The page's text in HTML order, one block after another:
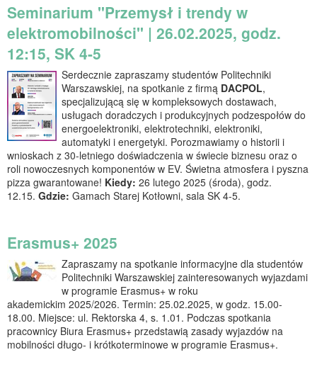
Seminarium "Przemysł i trendy w
elektromobilności" | 26.02.2025, godz.
12:15, SK 4-5
Serdecznie zapraszamy studentów Politechniki
Warszawskiej, na spotkanie z firmą DACPOL,
specjalizującą się w kompleksowych dostawach,
usługach doradczych i produkcyjnych podzespołów do
energoelektroniki, elektrotechniki, elektroniki,
automatyki i energetyki. Porozmawiamy o historii i
wnioskach z 30-letniego doświadczenia w świecie biznesu oraz o
roli nowoczesnych komponentów w EV. Świetna atmosfera i pyszna
pizza gwarantowane! Kiedy: 26 lutego 2025 (środa), godz.
12.15. Gdzie: Gamach Starej Kotłowni, sala SK 4-5.
Erasmus+ 2025
Zapraszamy na spotkanie informacyjne dla studentów
Politechniki Warszawskiej zainteresowanych wyjazdami
w programie Erasmus+ w roku
akademickim 2025/2026. Termin: 25.02.2025, w godz. 15.00-
18.00. Miejsce: ul. Rektorska 4, s. 1.01. Podczas spotkania
pracownicy Biura Erasmus+ przedstawią zasady wyjazdów na
mobilności długo- i krótkoterminowe w programie Erasmus+.